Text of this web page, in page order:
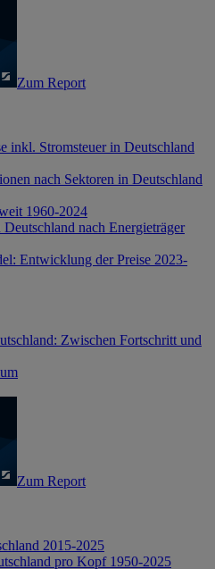
Zum Report
inkl. Stromsteuer in Deutschland
nach Sektoren in Deutschland
1960-2024
nach Energieträger
Entwicklung der Preise 2023-
Zwischen Fortschritt und
Zum Report
2015-2025
pro Kopf 1950-2025